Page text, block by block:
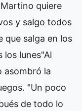
quiere
y salgo todos
que salga en los
lunes"Al
asombró la
"Un poco
de todo lo